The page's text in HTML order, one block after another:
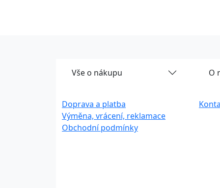
Vše o nákupu
Doprava a platba
Výměna, vrácení, reklamace
Obchodní podmínky
O